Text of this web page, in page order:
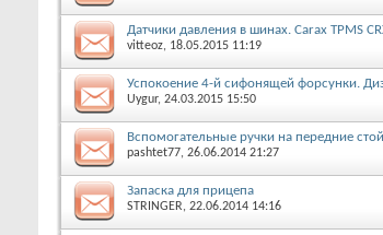
Датчики давления в шинах. Carax TPMS
vitteoz, 18.05.2015 11:19
Успокоение 4-й сифонящей форсунки.
Uygur, 24.03.2015 15:50
Вспомогательные ручки на передние
pashtet77, 26.06.2014 21:27
Запаска для прицепа
STRINGER, 22.06.2014 14:16